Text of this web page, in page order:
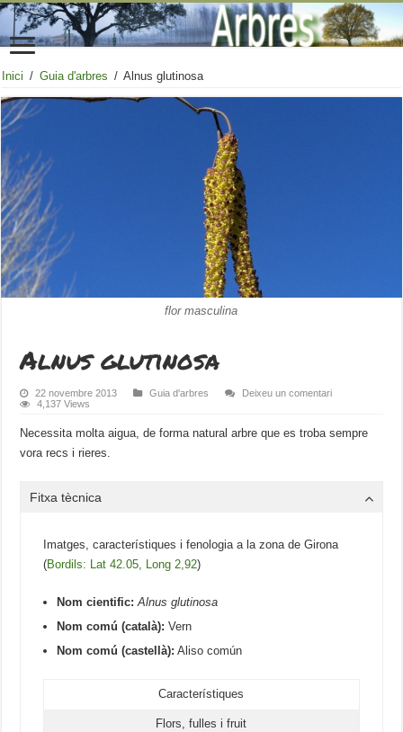
Inici / Guia d'arbres / Alnus glutinosa
flor masculina
Alnus glutinosa
22 novembre 2013 Guia d'arbres
Deixeu un comentari
4,137 Views
Necessita molta aigua, de forma natural arbre que es troba sempre
vora recs i rieres.
Fitxa tècnica
Imatges, característiques i fenologia a la zona de Girona
(Bordils: Lat 42.05, Long 2,92)
Nom cientific: Alnus glutinosa
Nom comú (català): Vern
Nom comú (castellà): Aliso común
Característiques
Flors, fulles i fruit